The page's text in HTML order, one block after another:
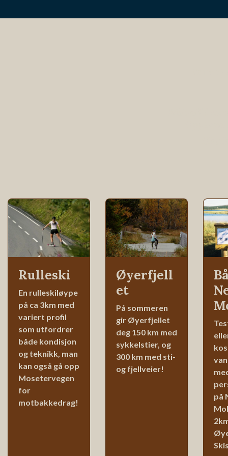
Rulleski
En rulleskiløype
på ca 3km med
variert profil
som utfordrer
både kondisjon
og teknikk, man
kan også gå opp
Mosetervegen
for
motbakkedrag!
Øyerfjell
et
På sommeren
gir Øyerfjellet
deg 150 km med
sykkelstier, og
300 km med sti-
og fjellveier!
på